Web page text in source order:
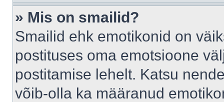
» Mis on smailid?
Smailid ehk emotikonid on
postituses oma emotsioone
postitamise lehelt. Katsu
võib-olla ka määranud